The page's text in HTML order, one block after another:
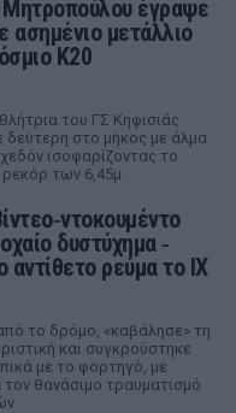
Μητροπούλου έγραψε
ασημένιο μετάλλιο
Κ20
του ΓΣ Κηφισιάς
δεύτερη στο μήκος με άλμα
ισοφαρίζοντας το
ρεκόρ των 6,45μ.
δυστύχημα ‑
αντίθετο ρεύμα το ΙΧ
το δρόμο, «καβάλησε» τη
και συγκρούστηκε
με το φορτηγό, με
θανάσιμο τραυματισμό